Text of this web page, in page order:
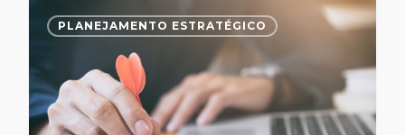
PLANEJAMENTO ESTRATÉGICO
0